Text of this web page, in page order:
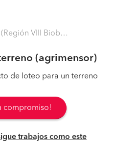
VIII Biobío - Concepción)
(agrimensor)
de loteo para un terreno
compromiso!
trabajos como este